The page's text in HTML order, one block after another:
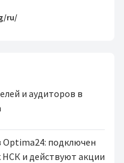
ru/
и аудиторов в
подключен
и действуют акции